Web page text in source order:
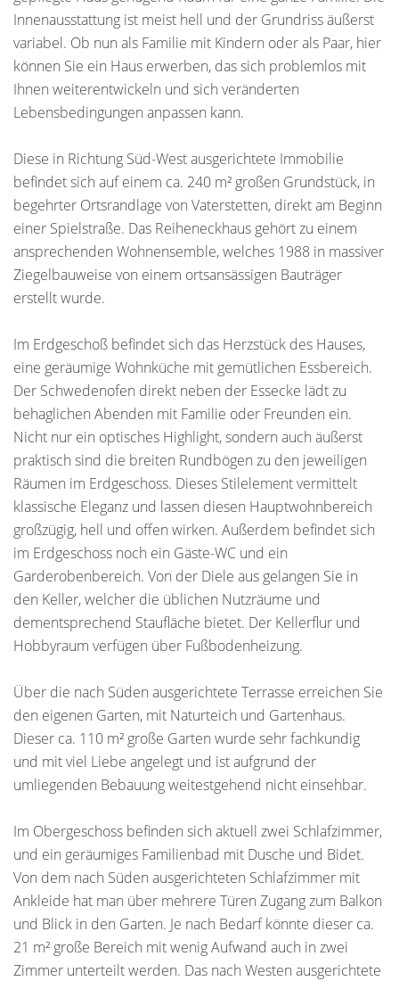
Innenausstattung ist meist hell und der Grundriss äußerst
variabel. Ob nun als Familie mit Kindern oder als Paar, hier
können Sie ein Haus erwerben, das sich problemlos mit
Ihnen weiterentwickeln und sich veränderten
Lebensbedingungen anpassen kann.
Diese in Richtung Süd-West ausgerichtete Immobilie
befindet sich auf einem ca. 240 m² großen Grundstück, in
begehrter Ortsrandlage von Vaterstetten, direkt am Beginn
einer Spielstraße. Das Reiheneckhaus gehört zu einem
ansprechenden Wohnensemble, welches 1988 in massiver
Ziegelbauweise von einem ortsansässigen Bauträger
erstellt wurde.
Im Erdgeschoß befindet sich das Herzstück des Hauses,
eine geräumige Wohnküche mit gemütlichen Essbereich.
Der Schwedenofen direkt neben der Essecke lädt zu
behaglichen Abenden mit Familie oder Freunden ein.
Nicht nur ein optisches Highlight, sondern auch äußerst
praktisch sind die breiten Rundbögen zu den jeweiligen
Räumen im Erdgeschoss. Dieses Stilelement vermittelt
klassische Eleganz und lassen diesen Hauptwohnbereich
großzügig, hell und offen wirken. Außerdem befindet sich
im Erdgeschoss noch ein Gäste-WC und ein
Garderobenbereich. Von der Diele aus gelangen Sie in
den Keller, welcher die üblichen Nutzräume und
dementsprechend Staufläche bietet. Der Kellerflur und
Hobbyraum verfügen über Fußbodenheizung.
Über die nach Süden ausgerichtete Terrasse erreichen Sie
den eigenen Garten, mit Naturteich und Gartenhaus.
Dieser ca. 110 m² große Garten wurde sehr fachkundig
und mit viel Liebe angelegt und ist aufgrund der
umliegenden Bebauung weitestgehend nicht einsehbar.
Im Obergeschoss befinden sich aktuell zwei Schlafzimmer,
und ein geräumiges Familienbad mit Dusche und Bidet.
Von dem nach Süden ausgerichteten Schlafzimmer mit
Ankleide hat man über mehrere Türen Zugang zum Balkon
und Blick in den Garten. Je nach Bedarf könnte dieser ca.
21 m² große Bereich mit wenig Aufwand auch in zwei
Zimmer unterteilt werden. Das nach Westen ausgerichtete